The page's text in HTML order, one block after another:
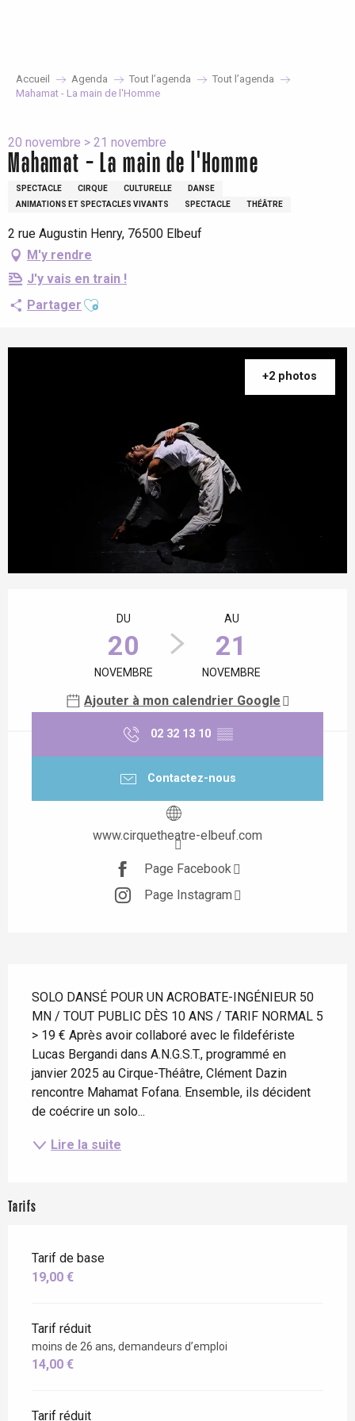
Accueil Agenda Tout l’agenda
Tout l’agenda
Mahamat - La main de l'Homme
20 novembre > 21 novembre
Mahamat - La main de l'Homme
SPECTACLE CIRQUE CULTURELLE
DANSE
ANIMATIONS ET SPECTACLES VIVANTS
SPECTACLE THÉÂTRE
2 rue Augustin Henry, 76500 Elbeuf
M'y rendre
J'y vais en train !
Partager Ajouter aux favoris
+2 photos
DU
20
NOVEMBRE
AU
21
NOVEMBRE
Ajouter à mon calendrier Google
02 32 13 10 ▒▒
Contactez-nous
www.cirquetheatre-elbeuf.com
Page Facebook
Page Instagram
SOLO DANSÉ POUR UN ACROBATE-INGÉNIEUR 50
MN / TOUT PUBLIC DÈS 10 ANS / TARIF NORMAL 5
> 19 € Après avoir collaboré avec le fildefériste
Lucas Bergandi dans A.N.G.S.T., programmé en
janvier 2025 au Cirque-Théâtre, Clément Dazin
rencontre Mahamat Fofana. Ensemble, ils décident
de coécrire un solo...
Lire la suite
Tarifs
Tarif de base
19,00 €
Tarif réduit
moins de 26 ans, demandeurs d’emploi
14,00 €
Tarif réduit